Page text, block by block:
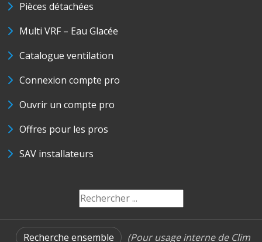
Pièces détachées
Multi VRF – Eau Glacée
Catalogue ventilation
Connexion compte pro
Ouvrir un compte pro
Offres pour les pros
SAV installateurs
Recherche ensemble (Pour usage interne de Clim